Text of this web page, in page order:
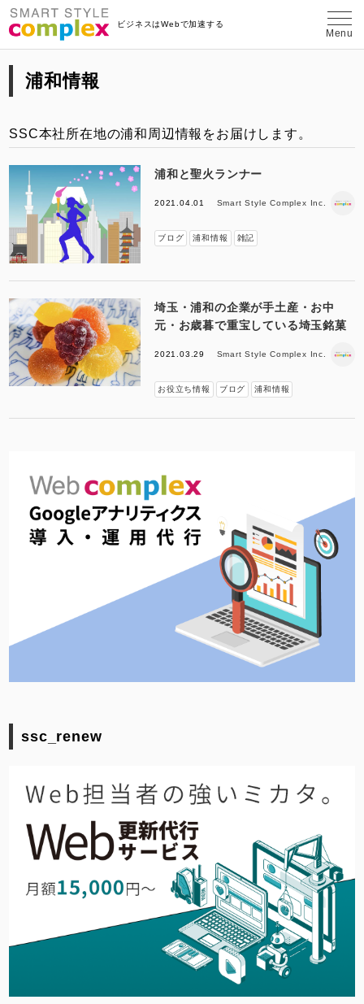
埼玉県さいたま市のWeb制作・コンテ
ビジネスはWebで加速する
Menu
浦和情報
SSC本社所在地の浦和周辺情報をお届けします。
浦和と聖火ランナー
2021.04.01 Smart Style Complex Inc.
ブログ 浦和情報 雑記
埼玉・浦和の企業が手土産・お中
元・お歳暮で重宝している埼玉銘菓
2021.03.29 Smart Style Complex Inc.
お役立ち情報 ブログ 浦和情報
ssc_renew